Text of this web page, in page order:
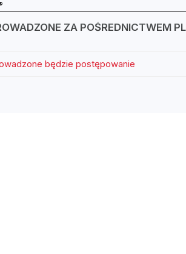
ZA POŚREDNICTWEM
będzie postępowanie